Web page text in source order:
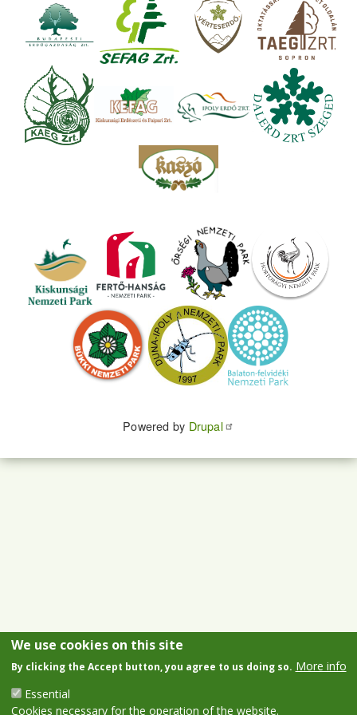
Powered by Drupal
We use cookies on this site
By clicking the Accept button, you agree to us doing so. More info
Essential
Cookies necessary for the operation of the website.